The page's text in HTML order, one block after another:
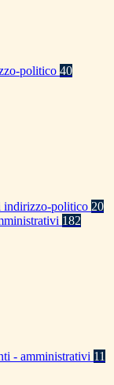
politico 40
indirizzo-politico 20
182
- amministrativi 11